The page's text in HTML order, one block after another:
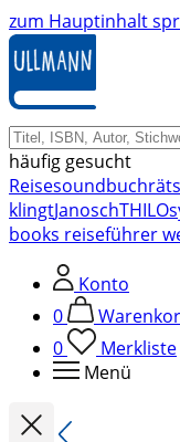
zum Hauptinhalt
häufig gesucht
Reisesoundbuch
klingtJanoschTHILO
books reiseführer
Konto
0
0
Merkliste
Menü